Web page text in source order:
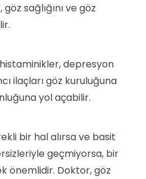
sağlığını ve göz
depresyon
ilaçları göz kuruluğuna
yol açabilir.
bir hal alırsa ve basit
geçmiyorsa, bir
önemlidir. Doktor, göz